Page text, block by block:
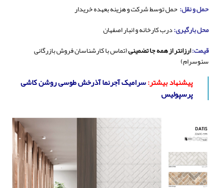
حمل و نقل: حمل توسط شرکت و هزینه بعهده خریدار
محل بارگیری:درب کارخانه و انبار اصفهان
قیمت:ارزانتر از همه جا تضمینی(تماس با کارشناسان فروش بازرگانی
سئوسرام)
پیشنهاد بیشتر:سرامیک آجرنما آذرخش طوسی روشن کاشی
پرسپولیس